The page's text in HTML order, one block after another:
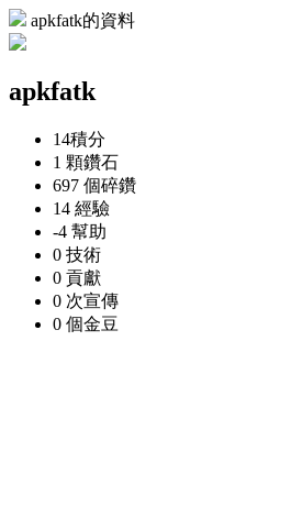
apkfatk的資料
apkfatk
14積分
1 顆鑽石
697 個碎鑽
14 經驗
-4 幫助
0 技術
0 貢獻
0 次宣傳
0 個金豆